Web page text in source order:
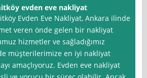
evden eve nakliyat
Evden Eve Nakliyat, Ankara ilinde
veren önde gelen bir nakliyat
hizmetler ve sağladığımız
müşterilerimize en iyi nakliyat
amaçlıyoruz. Evden eve nakliyat